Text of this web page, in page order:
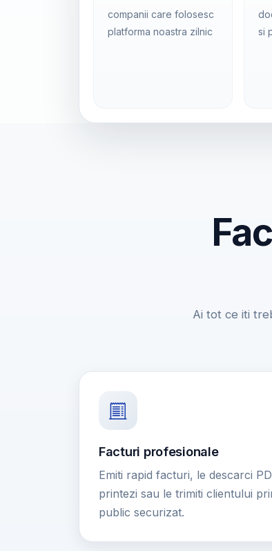
companii care folosesc
platforma noastra zilnic
si
Ai tot ce iti
Facturi profesionale
Emiti rapid facturi, le descarci
printezi sau le trimiti clientului
public securizat.